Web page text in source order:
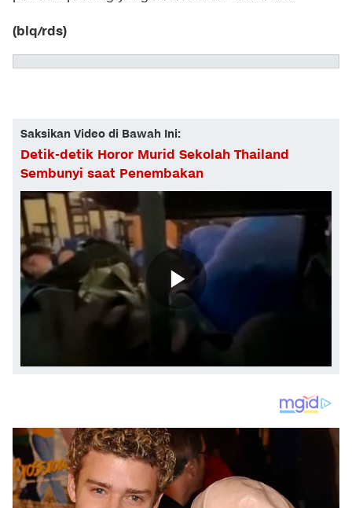
(blq/rds)
Saksikan Video di Bawah Ini:
Detik-detik Horor Murid Sekolah Thailand
Sembunyi saat Penembakan